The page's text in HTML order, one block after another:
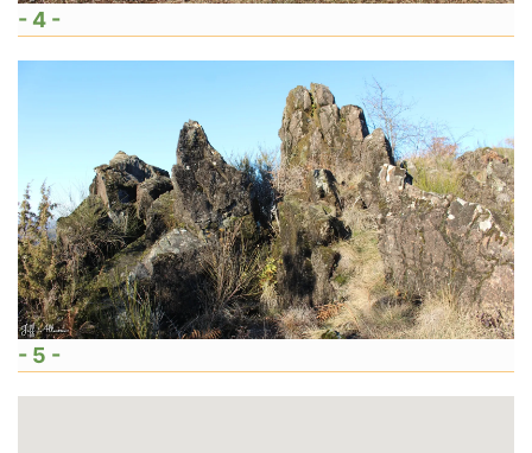
- 4 -
- 5 -